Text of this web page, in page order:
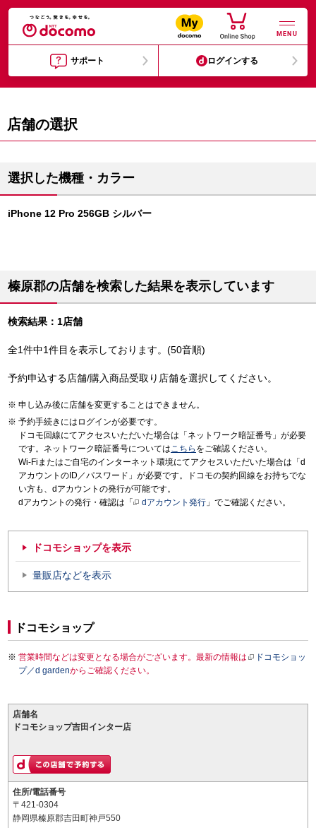
MENU
サポート ログインする
店舗の選択
選択した機種・カラー
iPhone 12 Pro 256GB シルバー
榛原郡の店舗を検索した結果を表示しています
検索結果：1店舗
全1件中1件目を表示しております。(50音順)
予約申込する店舗/購入商品受取り店舗を選択してください。
申し込み後に店舗を変更することはできません。
予約手続きにはログインが必要です。
ドコモ回線にてアクセスいただいた場合は「ネットワーク暗証番号」が必要
です。ネットワーク暗証番号についてはこちら をご確認ください。
Wi-Fiまたはご自宅のインターネット環境にてアクセスいただいた場合は「d
アカウントのID／パスワード」が必要です。ドコモの契約回線をお持ちでな
い方も、dアカウントの発行が可能です。
dアカウントの発行・確認は「
dアカウント発行 」でご確認ください。
ドコモショップを表示
量販店などを表示
ドコモショップ
営業時間などは変更となる場合がございます。最新の情報は
ドコモショッ
プ／d gardenからご確認ください。
店舗名
ドコモショップ吉田インター店
住所/電話番号
〒421-0304
静岡県榛原郡吉田町神戸550